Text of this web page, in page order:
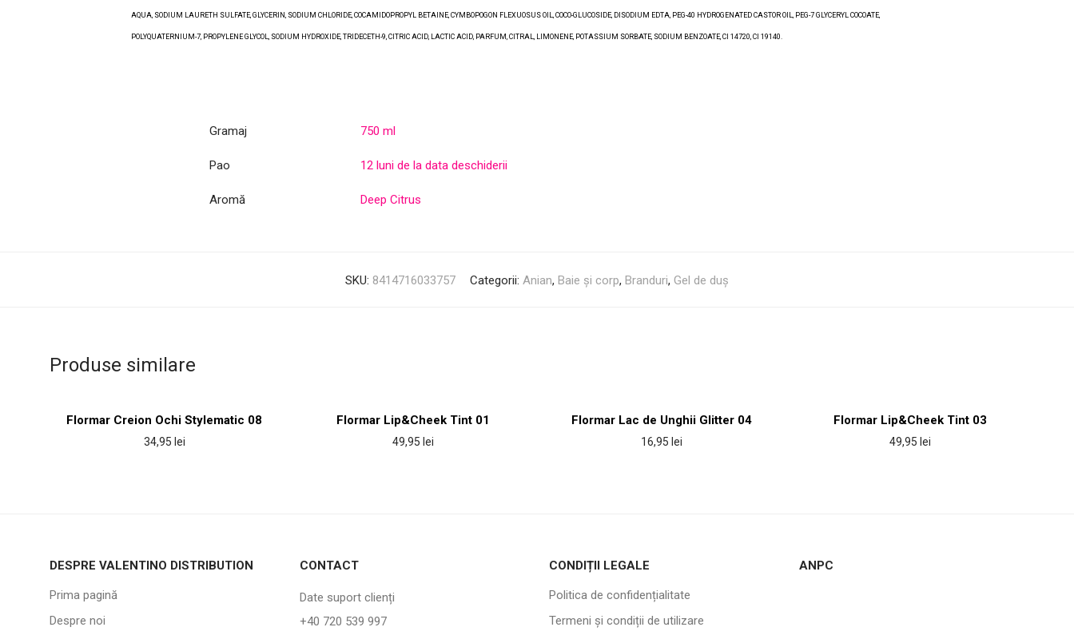
AQUA, SODIUM LAURETH SULFATE, GLYCERIN, SODIUM CHLORIDE, COCAMIDOPROPYL BETAINE, CYMBOPOGON FLEXUOSUS OIL, COCO-GLUCOSIDE, DISODIUM EDTA, PEG-40 HYDROGENATED CASTOR OIL, PEG-7 GLYCERYL COCOATE,
POLYQUATERNIUM-7, PROPYLENE GLYCOL, SODIUM HYDROXIDE, TRIDECETH-9, CITRIC ACID, LACTIC ACID, PARFUM, CITRAL, LIMONENE, POTASSIUM SORBATE, SODIUM BENZOATE, CI 14720, CI 19140.
Gramaj 750 ml
Pao 12 luni de la data deschiderii
Aromă Deep Citrus
SKU: 8414716033757 Categorii: Anian, Baie și corp, Branduri, Gel de duș
Produse similare
Flormar Creion Ochi Stylematic 08
34,95 lei
Flormar Lip&Cheek Tint 01
49,95 lei
Flormar Lac de Unghii Glitter 04
16,95 lei
Flormar Lip&Cheek Tint 03
49,95 lei
DESPRE VALENTINO DISTRIBUTION
Prima pagină
Despre noi
CONTACT
Date suport clienți
+40 720 539 997
CONDIȚII LEGALE
Politica de confidențialitate
Termeni și condiții de utilizare
ANPC